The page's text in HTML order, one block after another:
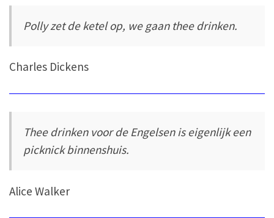
Polly zet de ketel op, we gaan thee drinken.
Charles Dickens
Thee drinken voor de Engelsen is eigenlijk een
picknick binnenshuis.
Alice Walker